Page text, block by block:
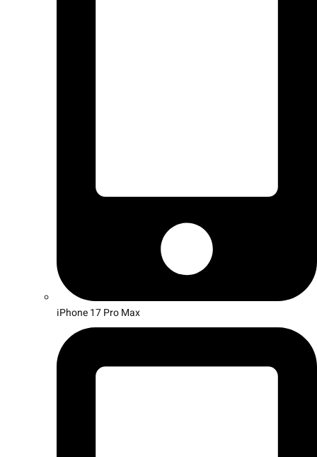
iPhone 17 Pro Max